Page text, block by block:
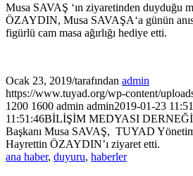
Musa SAVAŞ ‘ın ziyaretinden duyduğu
ÖZAYDIN, Musa SAVAŞA‘a günün
figürlü cam masa ağırlığı hediye etti.
Ocak 23, 2019/tarafından admin
https://www.tuyad.org/wp-content/
1200 1600 admin admin2019-01-23
11:51:46BİLİŞİM MEDYASI
Başkanı Musa SAVAŞ, TUYAD
Hayrettin ÖZAYDIN’ı ziyaret etti.
ana haber, duyuru, haberler